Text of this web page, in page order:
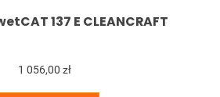
137 E CLEANCRAFT
1 056,00 zł